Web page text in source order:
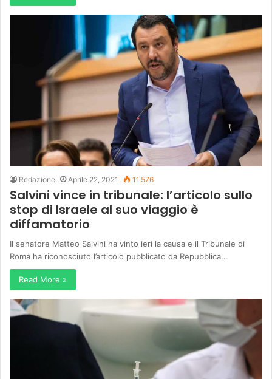
Redazione Aprile 22, 2021 11.576
Salvini vince in tribunale: l’articolo sullo
stop di Israele al suo viaggio è
diffamatorio
Il senatore Matteo Salvini ha vinto ieri la causa e il Tribunale di
Roma ha riconosciuto l’articolo pubblicato da Repubblica…
Read More »